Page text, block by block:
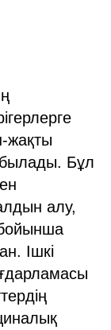
жақты
Бұл
алу,
Ішкі